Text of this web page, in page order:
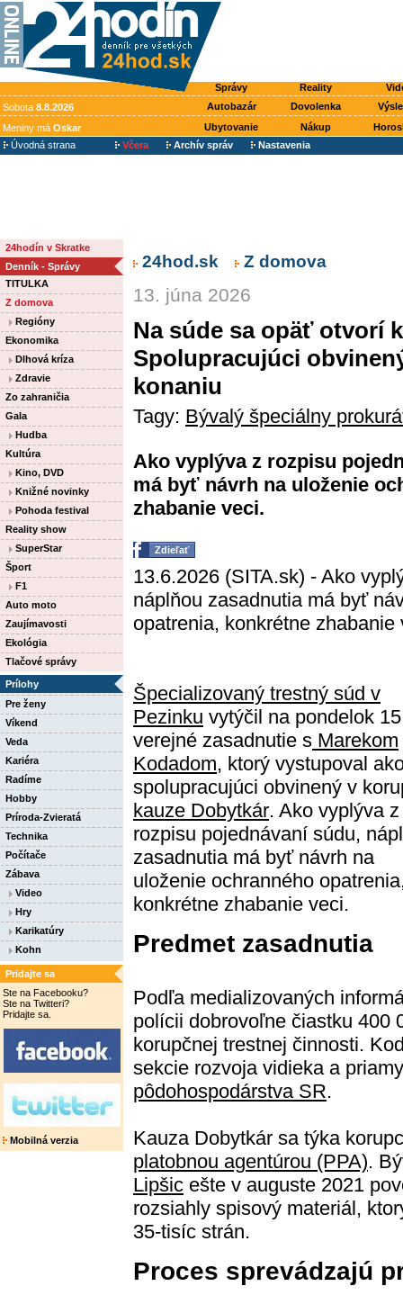
Správy Reality
Sobota 8.8.2026 Autobazár Dovolenka
Meniny má Oskar Ubytovanie Nákup
Úvodná strana
Včera Archív správ Nastavenia
24hodín v Skratke
Denník - Správy
TITULKA
Z domova
Regióny
Ekonomika
Dlhová kríza
Zdravie
Zo zahraničia
Gala
Hudba
Kultúra
Kino, DVD
Knižné novinky
Pohoda festival
Reality show
SuperStar
Šport
F1
Auto moto
Zaujímavosti
Ekológia
Tlačové správy
Prílohy
Pre ženy
Víkend
Veda
Kariéra
Radíme
Hobby
Príroda-Zvieratá
Technika
Počítače
Zábava
Video
Hry
Karikatúry
Kohn
Pridajte sa
Ste na Facebooku?
Ste na Twitteri?
Pridajte sa.
Mobilná verzia
24hod.sk Z domova
13. júna 2026
Na súde sa opäť otvorí
Spolupracujúci
konaniu
Tagy: Bývalý špeciálny
Ako vyplýva z rozpisu
má byť návrh na uloženie
zhabanie veci.
Zdieľať
13.6.2026 (SITA.sk) - Ako
náplňou zasadnutia má byť
opatrenia, konkrétne zhabanie
Špecializovaný trestný súd v
Pezinku vytýčil na pondelok
verejné zasadnutie s Marekom
Kodadom, ktorý vystupoval
spolupracujúci obvinený v
kauze Dobytkár. Ako vyplýva z
rozpisu pojednávaní súdu,
zasadnutia má byť návrh na
uloženie ochranného
konkrétne zhabanie veci.
Predmet zasadnutia
Podľa medializovaných
polícii dobrovoľne čiastku 400
korupčnej trestnej činnosti.
sekcie rozvoja vidieka a
pôdohospodárstva SR.
Kauza Dobytkár sa týka
platobnou agentúrou (PPA).
Lipšic ešte v auguste 2021
rozsiahly spisový materiál,
35-tisíc strán.
Proces sprevádzajú